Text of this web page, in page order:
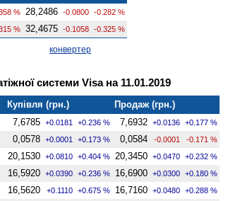
% 28,2486 -0.0800 -0.282 %
% 32,4675 -0.1058 -0.325 %
конвертер
системи Visa на 11.01.2019
Купівля (грн.)
Продаж (грн.)
7,6785 +0.0181 +0.236 % 7,6932 +0.0136 +0.177 %
0,0578 +0.0001 +0.173 % 0,0584 -0.0001 -0.171 %
20,1530 +0.0810 +0.404 % 20,3450 +0.0470 +0.232 %
16,5920 +0.0390 +0.236 % 16,6900 +0.0300 +0.180 %
16,5620 +0.1110 +0.675 % 16,7160 +0.0480 +0.288 %